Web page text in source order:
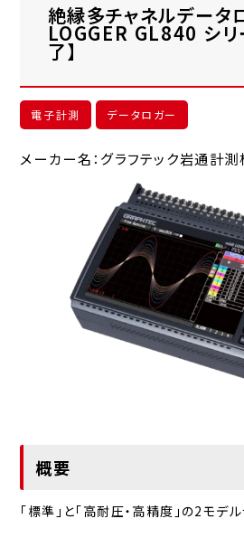
絶縁多チャネルデー
LOGGER GL840 シリ
了】
電子計測 データロガー
メーカー名：グラフテック岩通計
概要
「標準」と「高耐圧・高精度」の2モデ